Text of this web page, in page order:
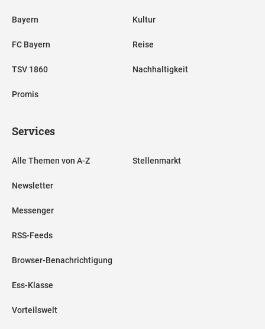
Bayern
FC Bayern
TSV 1860
Promis
Kultur
Reise
Nachhaltigkeit
Services
Alle Themen von A-Z
Newsletter
Messenger
RSS-Feeds
Browser-Benachrichtigung
Ess-Klasse
Vorteilswelt
Stellenmarkt